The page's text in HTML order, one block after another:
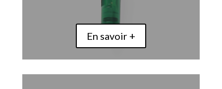
En savoir +